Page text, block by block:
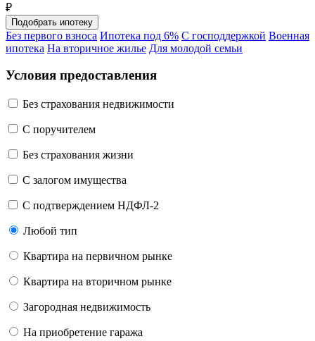
₽
Без первого взноса Ипотека под 6% С господдержкой Военная
ипотека На вторичное жилье Для молодой семьи
Условия предоставления
Без страхования недвижимости
C поручителем
Без страхования жизни
С залогом имущества
С подтверждением НДФЛ-2
Любой тип
Квартира на первичном рынке
Квартира на вторичном рынке
Загородная недвижимость
На приобретение гаража